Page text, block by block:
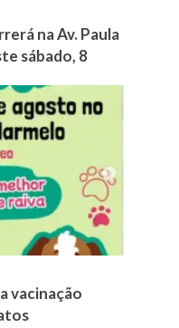
na Av. Paula
sábado, 8
vacinação